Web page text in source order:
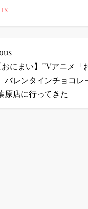
おにまい】TVアニメ「
バレンタインチョコレ
原店に行ってきた
ープラス）
ープラス）